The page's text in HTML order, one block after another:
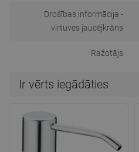
Drošības informācija -
virtuves jaucējkrāns
Ražotājs
Ir vērts iegādāties